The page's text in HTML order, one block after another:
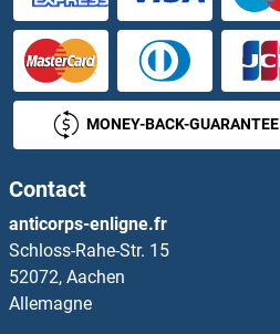
MONEY-BACK-GUARANTEE
Contact
anticorps-enligne.fr
Schloss-Rahe-Str. 15
52072, Aachen
Allemagne